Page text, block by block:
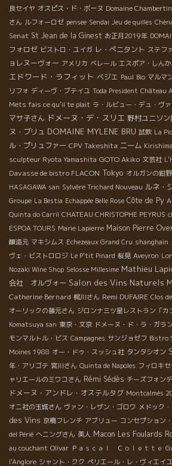
良セイヤ オスピス・ド・ボーヌ Domaine Chambertin
さん ルフォーロゼ pensee Sendai Jeu de quilles
Senat St Jean de la Ginest お正月2019年
フォロゼ ビストロ・ユイガ レ・ぺニタント ステフ
ョレヌーヴォー アメリカ ベレール エスポア・しん
エドワード・ラフィット ベジエ Paul Bio マルマ
リフォ ディーヴ・ブテイユ Toda President Château
Mets fais ce qu'il te plait ラ・ルビュー・デュ・ヴ
マサ子さん ドメーヌ・デ・スリエ 野村ユニソ
ヌ・ブリュ DOMAINE MYLENE BRU 試飲 La
ル・プリュファー CPV Takeshita ニーム Kirishima
sculpteur Ryota Yamashita GOTO Akiko 文芸社
Davasse de bistro FLACON Tokyo オルガンの紺
HASAGAWA san Sylvère Trichard Nouveau ルネ・
Groupe La Bestia Echappée Belle Rose Côte de Py
Quinta do Carril CHATEAU CHRISTOPHE PEYRUS
ESPOA TOURS Marie Lapierre Maison Pierre
醸造元 マキシムス Echezeaux Grand Cru shanghain
ヴェ・ビストロロジ Le P'tit Pinard 桜見 Aveyron
Nozaki Wine Shop Selosse Millesime Mathieu
会社 オルヴォー Salon des Vins Naturels
Catherine Bernard 梶川さん Remi DUFAIRE Clos
オーリックの藤元さん ジロンナ三ツ星レストラン「カ
Komatsuya san 東京・文京 ドメーヌ・ド・ラ・ガラ
モンマルトル・ビス Campagnes サンジョゼフ Bistro
Moines 1988 オー・ドゥ・スッシュ社 タンタシオン
年・アリゴテ 宮川さん Quinta de Napoles フィロキセ
ャリエールのミワコさん Rémi Sédès チーズフォン
ドメーヌ・アンドレ・オステルタグ Montcalmès
オニ社の玉城さん ヴァン・レザン・ゴロワ メドック
des Vins 京橋フレンチ アブリュー コンセプション
del Périé へニングさん 美人 Macon Les Foulards
au couchant Olivar Ｐａｓｃａｌ Ｃｏｌｅｔｔｅ
l'Anglore シャント・クク ペリエール・レ・ヴィエイユ